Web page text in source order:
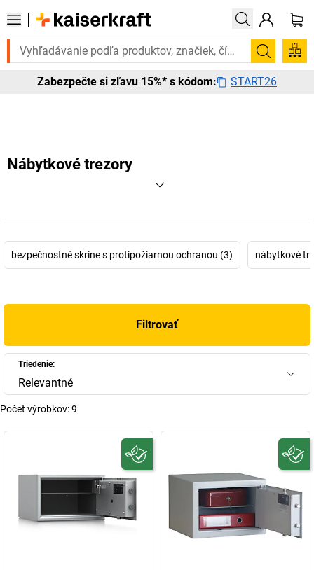
to urgentne? Vybrané bestsellery doručíme do 72 hodín.
Zabezpečte si zľavu 15%* s kódom: START26
Nábytkové trezory
bezpečnostné skrine s protipožiarnou ochranou (3) nábytkové
Filtrovať
Triedenie:
Relevantné
Počet výrobkov:9